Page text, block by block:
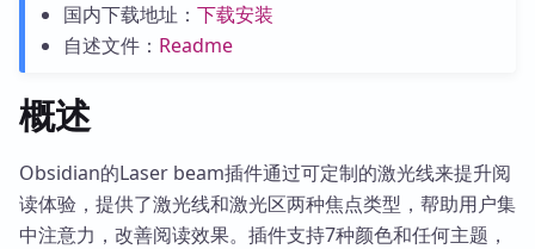
国内下载地址： 下载安装
自述文件： Readme
概述
Obsidian的Laser beam插件通过可定制的激光线来提升阅
读体验，提供了激光线和激光区两种焦点类型，帮助用户集
中注意力，改善阅读效果。插件支持7种颜色和任何主题，